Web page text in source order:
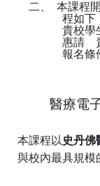
二、
本課程
程如下
貴校學
惠請
報名條
醫療電
本課程以 史丹佛
與校內最具規模